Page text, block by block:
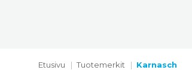
Etusivu Tuotemerkit Karnasch